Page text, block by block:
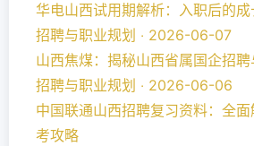
华电山西试用期解析：入职后的
招聘与职业规划 ‧ 2026-06-07
山西焦煤：揭秘山西省属国企招
招聘与职业规划 ‧ 2026-06-06
中国联通山西招聘复习资料：全
考攻略